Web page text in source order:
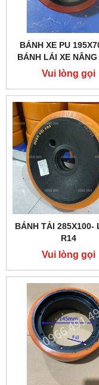
BÁNH XE PU
BÁNH LÁI XE
XILIN CBD15W,
Vui lòng gọi
BÁNH TẢI 285X100-
R14
Vui lòng gọi